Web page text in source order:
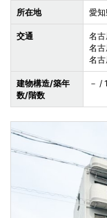
所在地 愛
交通
名
名
名
建物構造/築年
数/階数
－ /